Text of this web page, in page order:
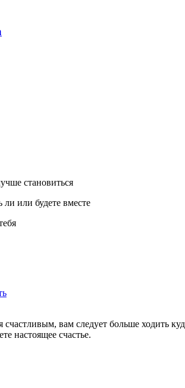
становиться
или будете вместе
счастливым, вам следует больше ходить
настоящее счастье.